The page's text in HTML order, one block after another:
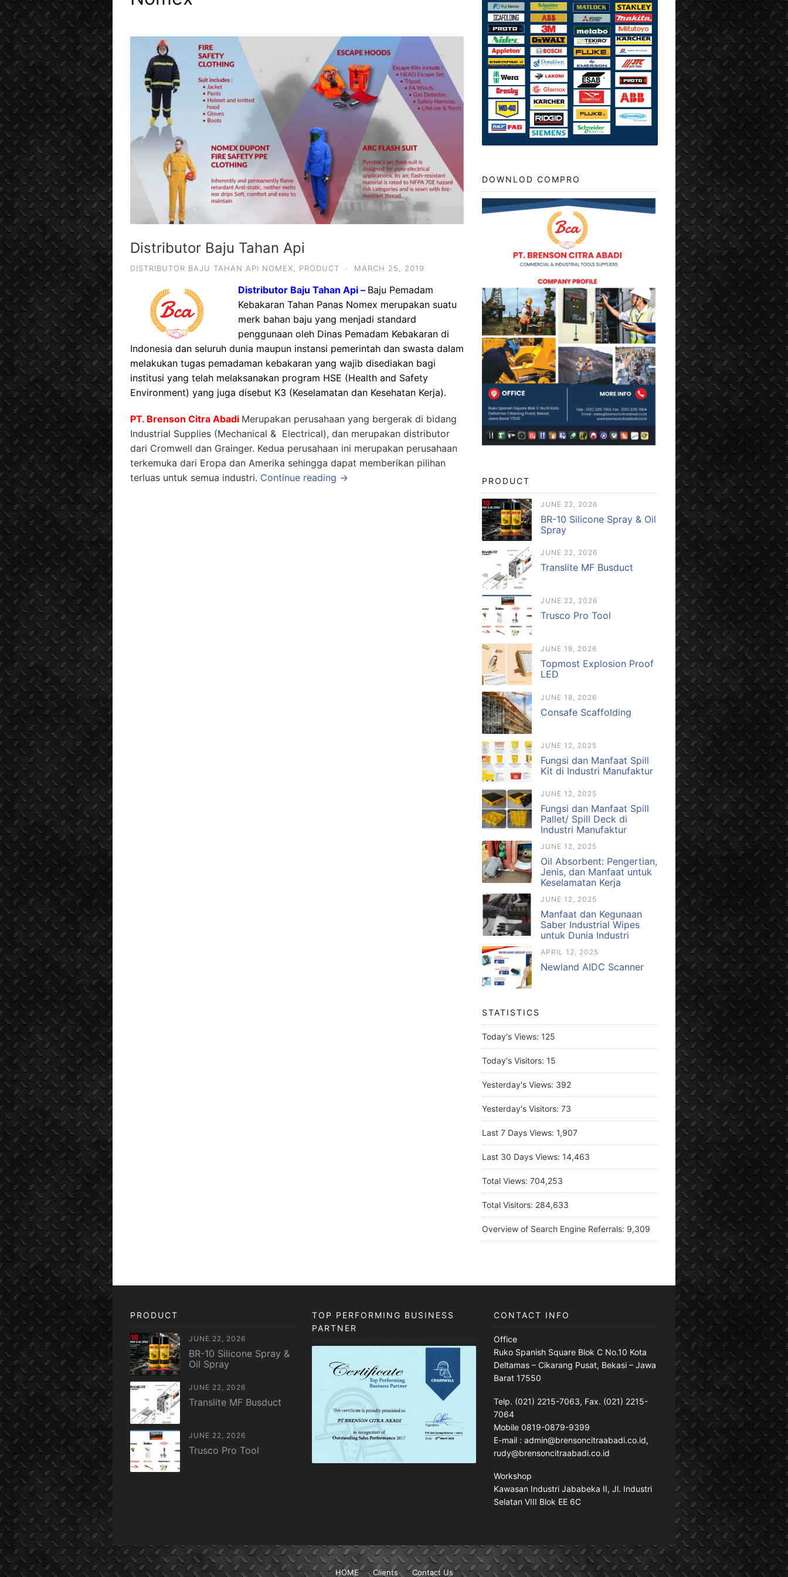
Distributor Baju Tahan Api
DISTRIBUTOR BAJU TAHAN API NOMEX PRODUCT · MARCH 25, 2019
Distributor Baju Tahan Api – Baju Pemadam
Kebakaran Tahan Panas Nomex merupakan suatu
merk bahan baju yang menjadi standard
penggunaan oleh Dinas Pemadam Kebakaran di
Indonesia dan seluruh dunia maupun instansi pemerintah dan swasta dalam
melakukan tugas pemadaman kebakaran yang wajib disediakan bagi
institusi yang telah melaksanakan program HSE (Health and Safety
Environment) yang juga disebut K3 (Keselamatan dan Kesehatan Kerja).
PT. Brenson Citra Abadi Merupakan perusahaan yang bergerak di bidang
Industrial Supplies (Mechanical & Electrical), dan merupakan distributor
dari Cromwell dan Grainger. Kedua perusahaan ini merupakan perusahaan
terkemuka dari Eropa dan Amerika sehingga dapat memberikan pilihan
terluas untuk semua industri. Continue reading →
DOWNLOD COMPRO
PRODUCT
JUNE 22, 2026
BR-10 Silicone Spray & Oil
Spray
JUNE 22, 2026
Translite MF Busduct
JUNE 22, 2026
Trusco Pro Tool
JUNE 19, 2026
Topmost Explosion Proof
LED
JUNE 18, 2026
Consafe Scaffolding
JUNE 12, 2025
Fungsi dan Manfaat Spill
Kit di Industri Manufaktur
JUNE 12, 2025
Fungsi dan Manfaat Spill
Pallet/ Spill Deck di
Industri Manufaktur
JUNE 12, 2025
Oil Absorbent: Pengertian,
Jenis, dan Manfaat untuk
Keselamatan Kerja
JUNE 12, 2025
Manfaat dan Kegunaan
Saber Industrial Wipes
untuk Dunia Industri
APRIL 12, 2025
Newland AIDC Scanner
STATISTICS
Today's Views: 125
Today's Visitors: 15
Yesterday's Views: 392
Yesterday's Visitors: 73
Last 7 Days Views: 1,907
Last 30 Days Views: 14,463
Total Views: 704,253
Total Visitors: 284,633
Overview of Search Engine Referrals: 9,309
PRODUCT
JUNE 22, 2026
BR-10 Silicone Spray &
Oil Spray
JUNE 22, 2026
Translite MF Busduct
JUNE 22, 2026
Trusco Pro Tool
TOP PERFORMING BUSINESS
PARTNER
CONTACT INFO
Office
Ruko Spanish Square Blok C No.10 Kota
Deltamas – Cikarang Pusat, Bekasi – Jawa
Barat 17550
Telp. (021) 2215-7063, Fax. (021) 2215-
7064
Mobile 0819-0879-9399
E-mail : admin@brensoncitraabadi.co.id,
rudy@brensoncitraabadi.co.id
Workshop
Kawasan Industri Jababeka II, Jl. Industri
Selatan VIII Blok EE 6C
HOME Clients Contact Us